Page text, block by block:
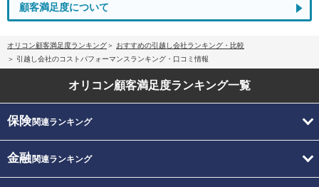
顧客満足度について
オリコン顧客満足度ランキング
おすすめの引越し会社ランキング・比較
引越し会社のコストパフォーマンスランキング・口コミ情報
オリコン顧客満足度ランキング一覧
保険関連ランキング
金融関連ランキング